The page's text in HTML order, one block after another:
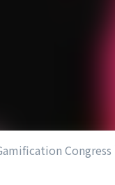
Congress